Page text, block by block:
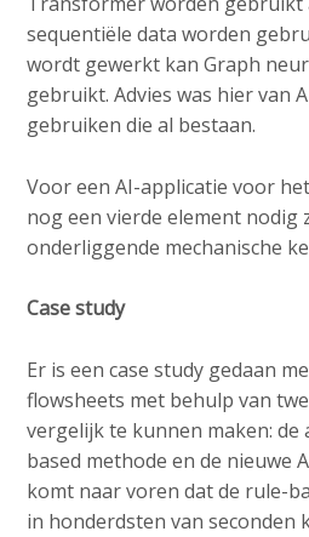
sequentiële data worden
wordt gewerkt kan Graph
gebruikt. Advies was hier van
gebruiken die al bestaan.
Voor een AI-applicatie voor
nog een vierde element nodig
onderliggende mechanische
Case study
Er is een case study gedaan
flowsheets met behulp van
vergelijk te kunnen maken: de
based methode en de nieuwe
komt naar voren dat de rule-
in honderdsten van seconden